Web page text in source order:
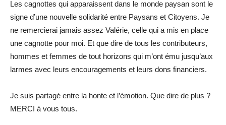
Les cagnottes qui apparaissent dans le monde paysan sont le
signe d’une nouvelle solidarité entre Paysans et Citoyens. Je
ne remercierai jamais assez Valérie, celle qui a mis en place
une cagnotte pour moi. Et que dire de tous les contributeurs,
hommes et femmes de tout horizons qui m’ont ému jusqu’aux
larmes avec leurs encouragements et leurs dons financiers.
Je suis partagé entre la honte et l’émotion. Que dire de plus ?
MERCI à vous tous.